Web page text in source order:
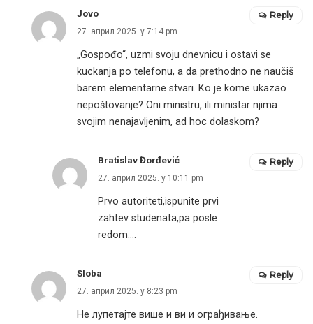
Jovo
27. април 2025. у 7:14 pm
„Gospođo“, uzmi svoju dnevnicu i ostavi se
kuckanja po telefonu, a da prethodno ne naučiš
barem elementarne stvari. Ko je kome ukazao
nepoštovanje? Oni ministru, ili ministar njima
svojim nenajavljenim, ad hoc dolaskom?
Reply
Bratislav Đorđević
27. април 2025. у 10:11 pm
Prvo autoriteti,ispunite prvi
zahtev studenata,pa posle
redom….
Reply
Sloba
27. април 2025. у 8:23 pm
Не лупетајте више и ви и ограђивање.
Reply